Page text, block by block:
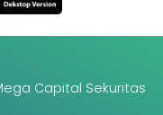
Capital Sekuritas